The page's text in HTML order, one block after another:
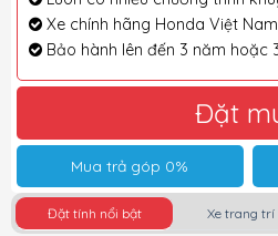
Xe chính hãng Honda Việt
Bảo hành lên đến 3 năm hoặc
Đặt
Mua trả góp 0%
Đặt tính nổi bật Xe trang trí